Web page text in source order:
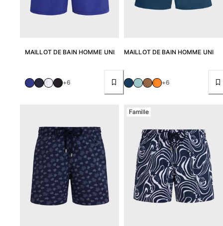
MAILLOT DE BAIN HOMME UNI
+6
MAILLOT DE BAIN HOMME UNI
+6
Famille